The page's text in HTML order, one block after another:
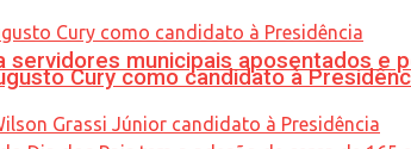
servidores municipais aposentados e
Cury como candidato à